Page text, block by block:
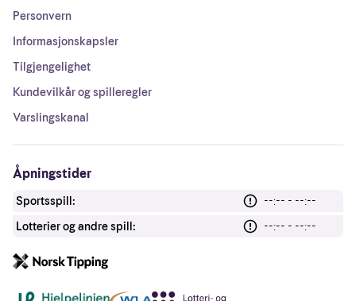
Personvern
Informasjonskapsler
Tilgjengelighet
Kundevilkår og spilleregler
Varslingskanal
Åpningstider
Sportsspill:
--:-- - --:--
Lotterier og andre spill:
--:-- - --:--